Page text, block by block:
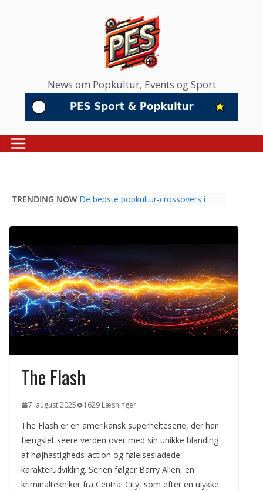
News om Popkultur, Events og Sport
TRENDING NOW De bedste popkultur-crossovers i
det nye mødested for popkulturelle
tendenser
Sådan fungerer velkomstbonusser til
sportsbetting fra indbetaling til
omsætningskrav
Privatlån i Danmark
Når hjemmet bliver dit brand på
Instagram og TikTok
The Flash
7. august 2025 1629 Læsninger
The Flash er en amerikansk superhelteserie, der har
fængslet seere verden over med sin unikke blanding
af højhastigheds-action og følelsesladede
karakterudvikling. Serien følger Barry Allen, en
kriminaltekniker fra Central City, som efter en ulykke